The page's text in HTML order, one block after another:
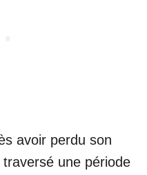
avoir perdu son
une période